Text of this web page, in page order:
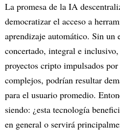
La promesa de la IA
democratizar el acceso a
aprendizaje automático. Sin un
concertado, integral e
proyectos cripto impulsados
complejos, podrían resultar
para el usuario promedio.
siendo: ¿esta tecnología
en general o servirá